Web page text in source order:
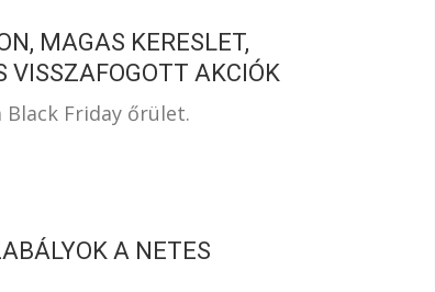
MAGAS KERESLET,
VISSZAFOGOTT AKCIÓK
Friday őrület.
A NETES